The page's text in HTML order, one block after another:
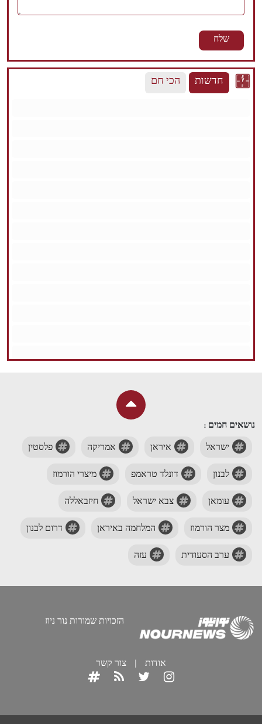
חדשות הכי חם
נושאים חמים :
ישראל איראן אמריקה פלסטין
לבנון דונלד טראמפ מיצרי הורמוז
עומאן צבא ישראל חיזבאללה
מצר הורמוז המלחמה באיראן דרום לבנון
ערב הסעודית עזה
הזכויות שמורות נור ניוז
אודות צור קשר